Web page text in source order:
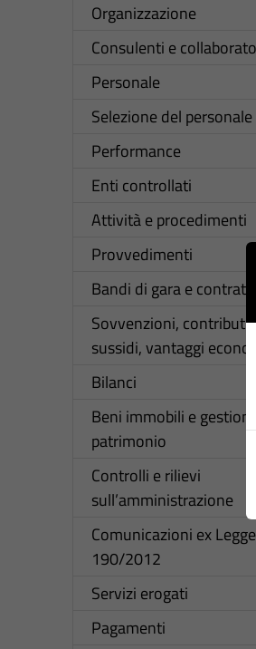
Organizzazione
Consulenti e
Personale
Selezione del personale
Performance
Enti controllati
Attività e procedimenti
Provvedimenti
Bandi di gara e contratti
Sovvenzioni, contributi,
sussidi, vantaggi
Bilanci
Beni immobili e gestione
patrimonio
Controlli e rilievi
sull’amministrazione
Comunicazioni ex Legge
190/2012
Servizi erogati
Pagamenti